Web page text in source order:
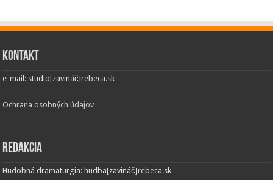
Kontakt
e-mail: studio[zavináč]rebeca.sk
Ochrana osobných údajov
Redakcia
Hudobná dramaturgia: hudba[zavináč]rebeca.sk